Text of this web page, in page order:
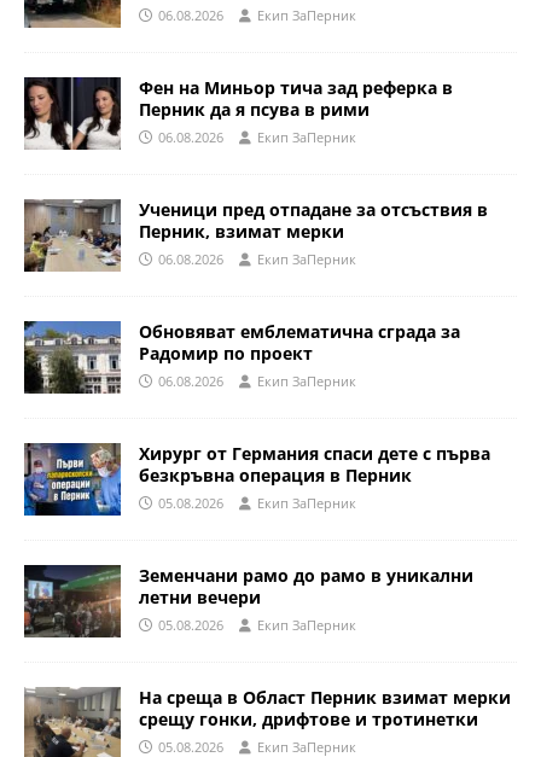
06.08.2026 Eкип ЗаПерник
Фен на Миньор тича зад реферка в
Перник да я псува в рими
06.08.2026 Eкип ЗаПерник
Ученици пред отпадане за отсъствия в
Перник, взимат мерки
06.08.2026 Eкип ЗаПерник
Обновяват емблематична сграда за
Радомир по проект
06.08.2026 Eкип ЗаПерник
Хирург от Германия спаси дете с първа
безкръвна операция в Перник
05.08.2026 Eкип ЗаПерник
Земенчани рамо до рамо в уникални
летни вечери
05.08.2026 Eкип ЗаПерник
На среща в Област Перник взимат мерки
срещу гонки, дрифтове и тротинетки
05.08.2026 Eкип ЗаПерник